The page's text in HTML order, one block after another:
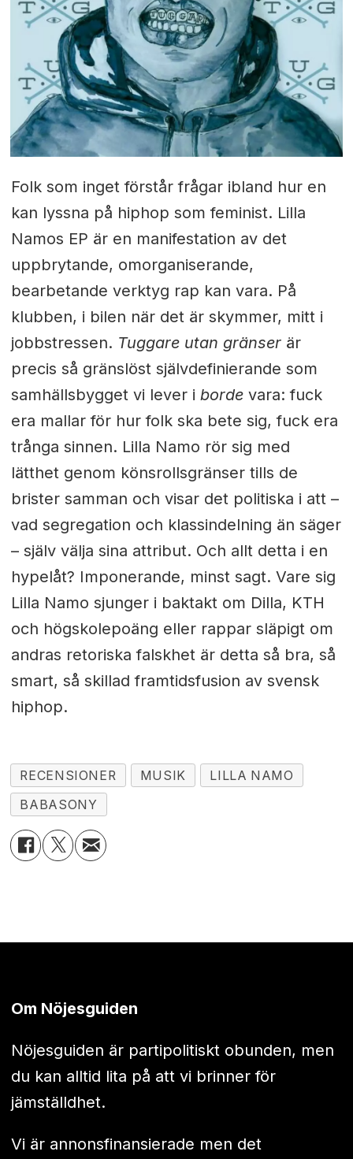
Folk som inget förstår frågar ibland hur en
kan lyssna på hiphop som feminist. Lilla
Namos EP är en manifestation av det
uppbrytande, omorganiserande,
bearbetande verktyg rap kan vara. På
klubben, i bilen när det är skymmer, mitt i
jobbstressen. Tuggare utan gränserär
precis så gränslöst självdefinierande som
samhällsbygget vi lever i bordevara: fuck
era mallar för hur folk ska bete sig, fuck era
trånga sinnen. Lilla Namo rör sig med
lätthet genom könsrollsgränser tills de
brister samman och visar det politiska i att –
vad segregation och klassindelning än säger
– själv välja sina attribut. Och allt detta i en
hypelåt? Imponerande, minst sagt. Vare sig
Lilla Namo sjunger i baktakt om Dilla, KTH
och högskolepoäng eller rappar släpigt om
andras retoriska falskhet är detta så bra, så
smart, så skillad framtidsfusion av svensk
hiphop.
RECENSIONER MUSIK
LILLA NAMO
BABASONY
Om Nöjesguiden
Nöjesguiden är partipolitiskt obunden, men
du kan alltid lita på att vi brinner för
jämställdhet.
Vi är annonsfinansierade men det